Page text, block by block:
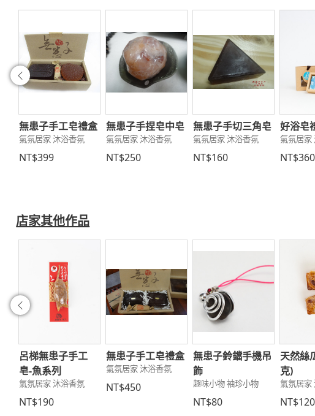
往前
無患子手工皂禮盒
氣氛居家 沐浴香氛
NT$399
無患子手捏皂中皂
氣氛居家 沐浴香氛
NT$250
無患子手切三角皂
氣氛居家 沐浴香氛
NT$160
好浴皂
氣氛居家
NT$360
店家其他作品
往前
呂梯無患子手工
皂-魚系列
氣氛居家 沐浴香氛
NT$190
無患子手工皂禮盒
氣氛居家 沐浴香氛
NT$450
無患子鈴鐺手機吊
飾
趣味小物 袖珍小物
NT$80
天然絲
克)
氣氛居家
NT$120